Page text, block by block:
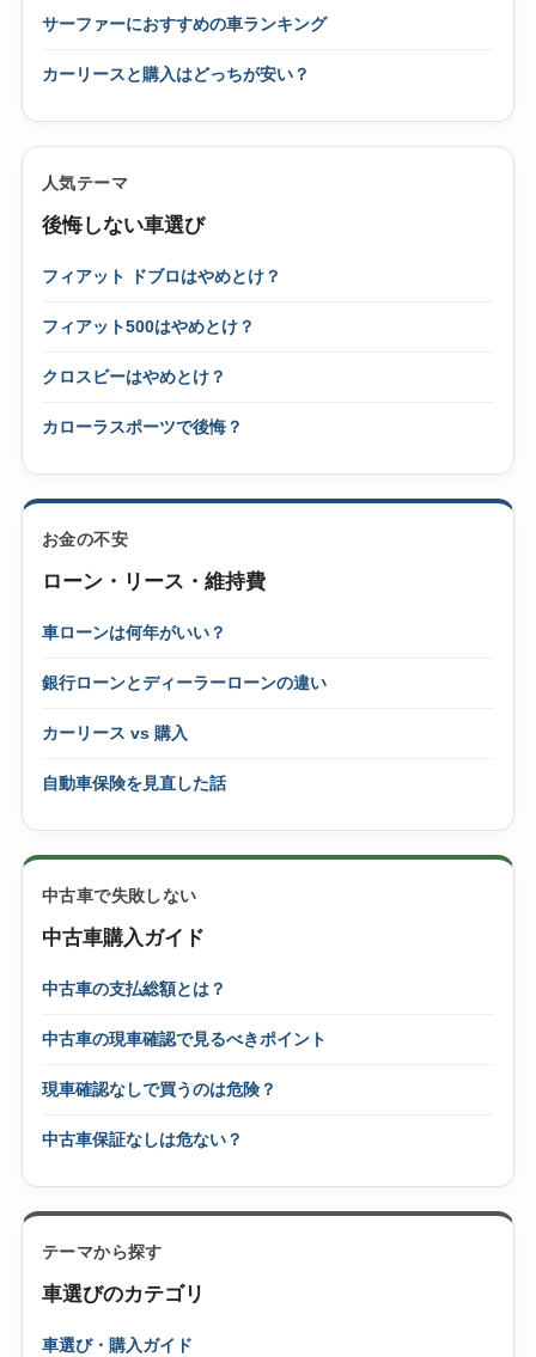
サーファーにおすすめの車ランキング
カーリースと購入はどっちが安い？
人気テーマ
後悔しない車選び
フィアット ドブロはやめとけ？
フィアット500はやめとけ？
クロスビーはやめとけ？
カローラスポーツで後悔？
お金の不安
ローン・リース・維持費
車ローンは何年がいい？
銀行ローンとディーラーローンの違い
カーリース vs 購入
自動車保険を見直した話
中古車で失敗しない
中古車購入ガイド
中古車の支払総額とは？
中古車の現車確認で見るべきポイント
現車確認なしで買うのは危険？
中古車保証なしは危ない？
テーマから探す
車選びのカテゴリ
車選び・購入ガイド